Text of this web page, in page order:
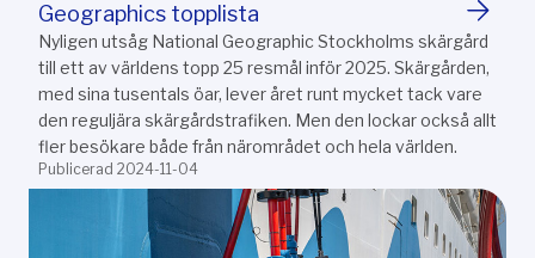
Geographics topplista
Nyligen utsåg National Geographic Stockholms skärgård
till ett av världens topp 25 resmål inför 2025. Skärgården,
med sina tusentals öar, lever året runt mycket tack vare
den reguljära skärgårdstrafiken. Men den lockar också allt
fler besökare både från närområdet och hela världen.
Publicerad 2024-11-04